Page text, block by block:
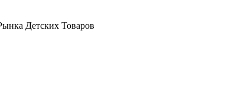
Детских Товаров